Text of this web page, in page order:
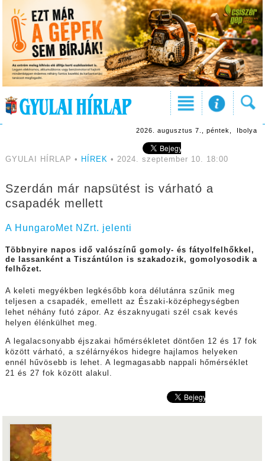
2026. augusztus 7., péntek, Ibolya
GYULAI HÍRLAP • HÍREK • 2024. szeptember 10. 18:00
Szerdán már napsütést is várható a
csapadék mellett
A HungaroMet NZrt. jelenti
Többnyire napos idő valószínű gomoly- és fátyolfelhőkkel,
de lassanként a Tiszántúlon is szakadozik, gomolyosodik a
felhőzet.
A keleti megyékben legkésőbb kora délutánra szűnik meg
teljesen a csapadék, emellett az Északi-középhegységben
lehet néhány futó zápor. Az északnyugati szél csak kevés
helyen élénkülhet meg.
A legalacsonyabb éjszakai hőmérsékletet döntően 12 és 17 fok
között várható, a szélárnyékos hidegre hajlamos helyeken
ennél hűvösebb is lehet. A legmagasabb nappali hőmérséklet
21 és 27 fok között alakul.